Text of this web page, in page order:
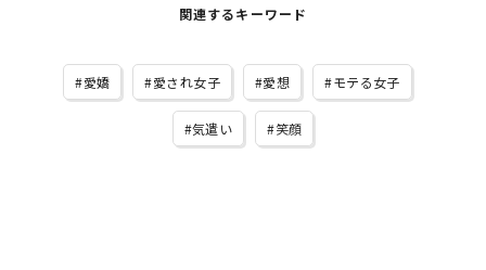
関連するキーワード
愛嬌 愛され女子 愛想 モテる女子
気遣い 笑顔